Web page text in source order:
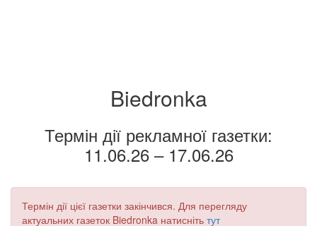
Biedronka
Термін дії рекламної газетки:
11.06.26 – 17.06.26
Термін дії цієї газетки закінчився. Для перегляду
актуальних газеток Biedronka натисніть тут